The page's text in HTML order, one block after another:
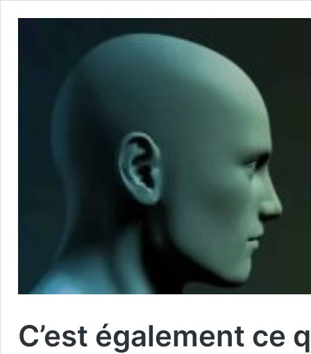
C’est également ce